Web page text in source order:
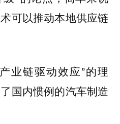
可以推动本地供应链
业链驱动效应”的理
国内惯例的汽车制造